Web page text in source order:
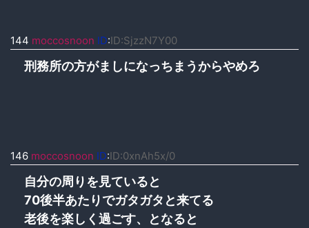
144 moccosnoon ID:ID:SjzzN7Y00
刑務所の方がましになっちまうからやめろ
146 moccosnoon ID:ID:0xnAh5x/0
自分の周りを見ていると
70後半あたりでガタガタと来てる
老後を楽しく過ごす、となると